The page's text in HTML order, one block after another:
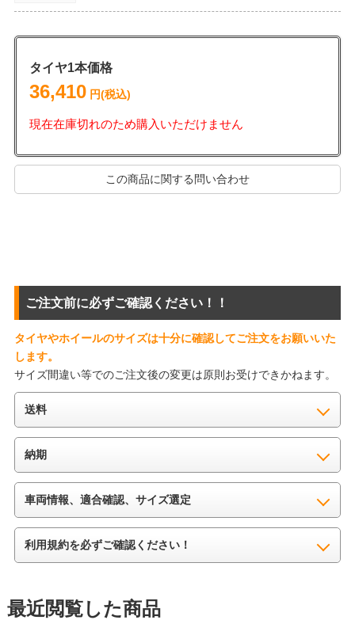
タイヤ1本価格
36,410円(税込)
現在在庫切れのため購入いただけません
この商品に関する問い合わせ
ご注文前に必ずご確認ください！！
タイヤやホイールのサイズは十分に確認してご注文をお願いいた
します。
サイズ間違い等でのご注文後の変更は原則お受けできかねます。
送料
納期
車両情報、適合確認、サイズ選定
利用規約を必ずご確認ください！
最近閲覧した商品